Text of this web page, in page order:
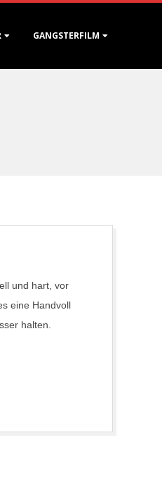
GANGSTERFILM
und hart, vor
eine Handvoll
halten.